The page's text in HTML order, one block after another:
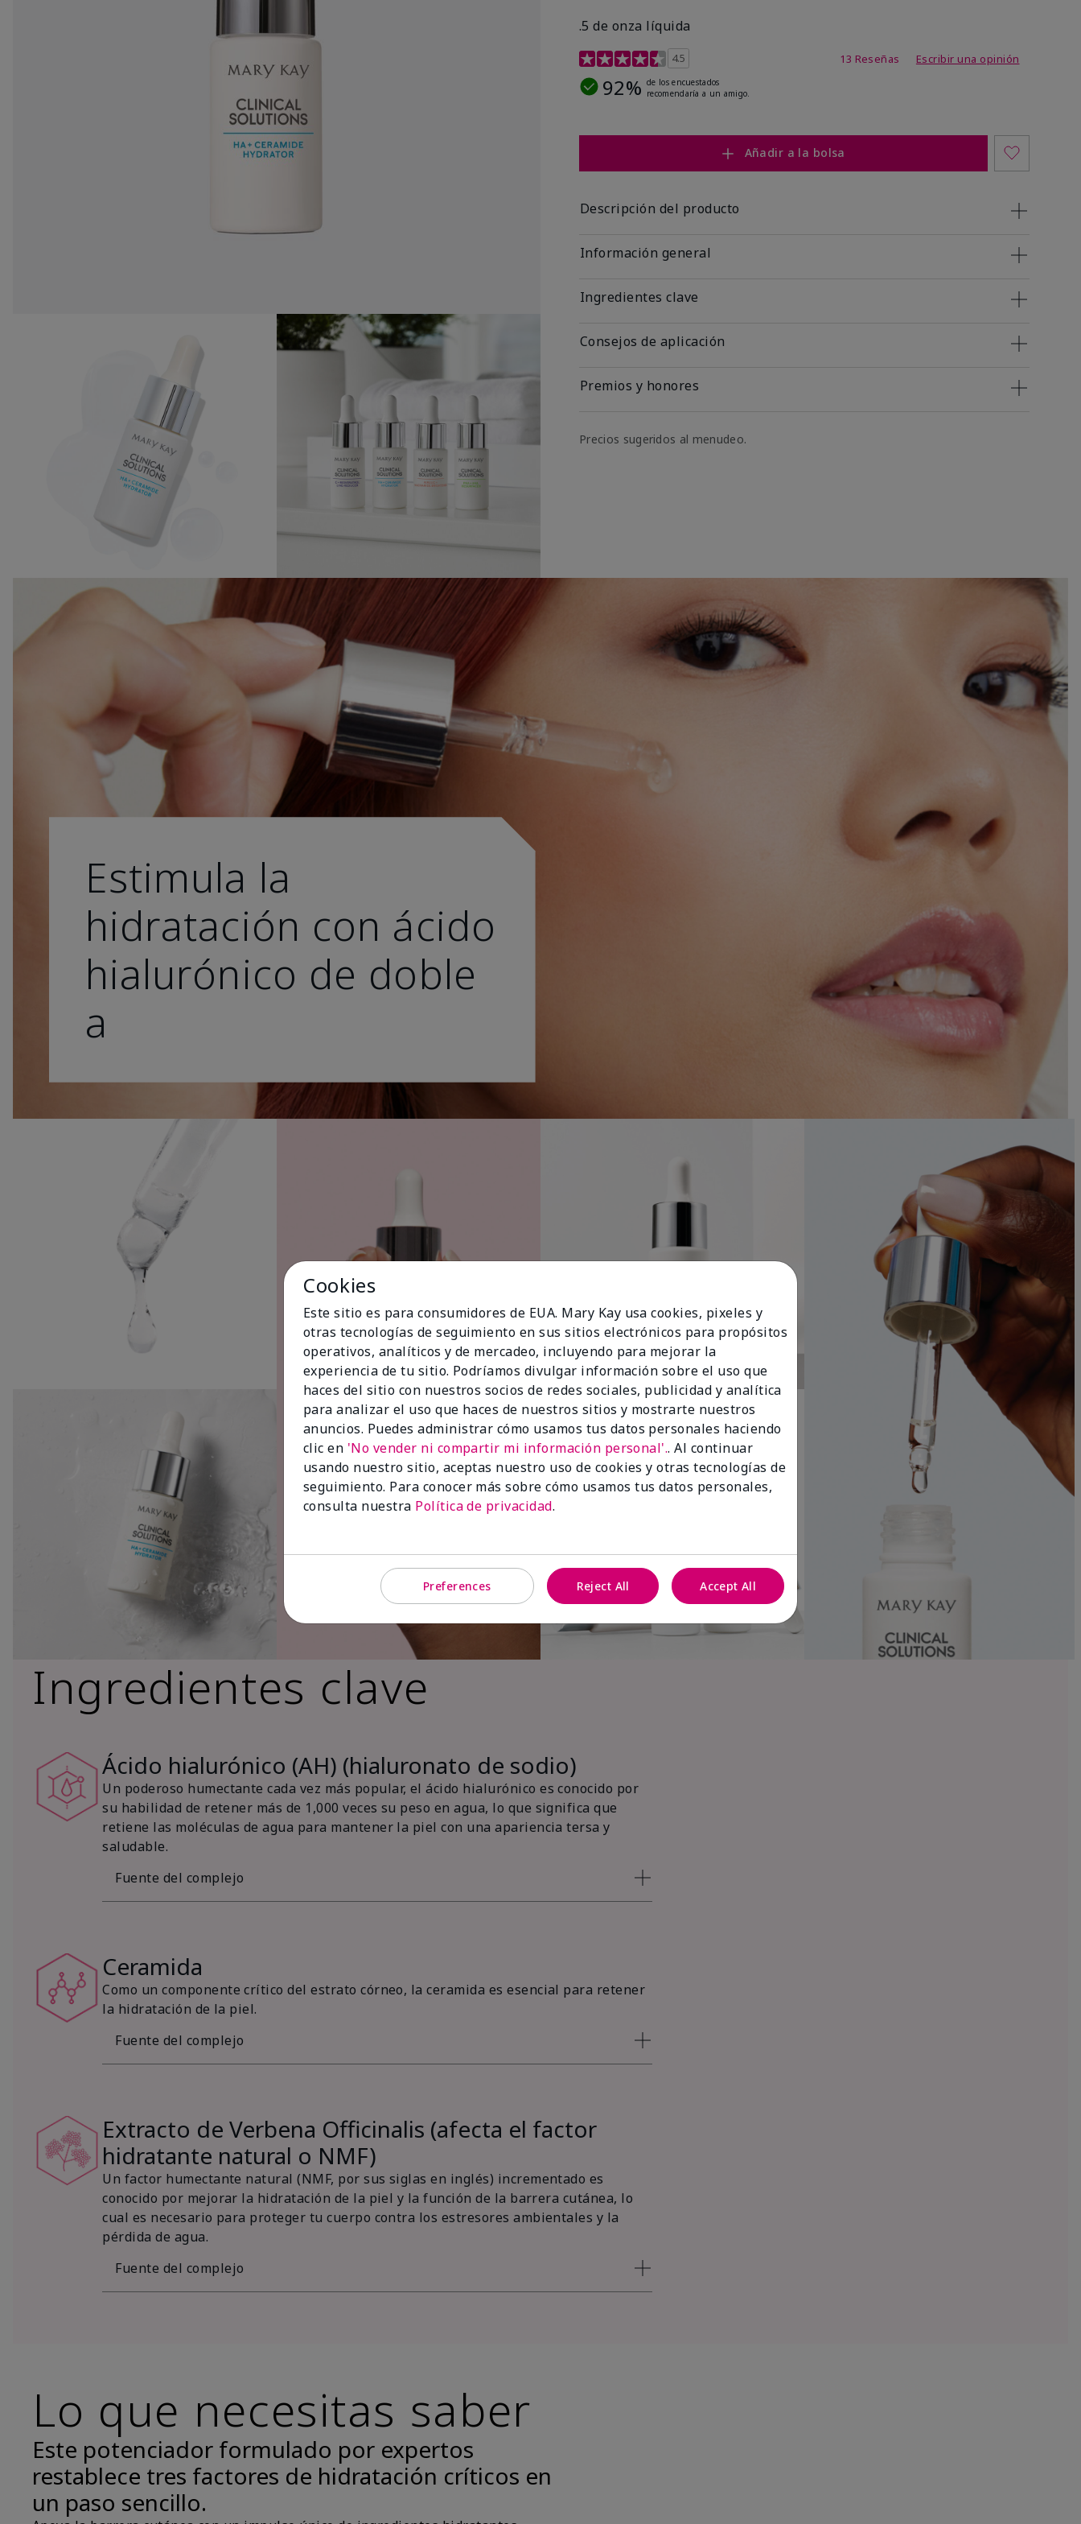
.5 de onza líquida
Calificación de clientes de 3,2 de 5
4.5 13 Reseñas Escribir una opinión
92% de los encuestados
recomendaría a un amigo.
Añadir a la bolsa
Descripción del producto
Información general
Ingredientes clave
Consejos de aplicación
Premios y honores
Precios sugeridos al menudeo.
Estimula la
hidratación con ácido
hialurónico de doble
a
Ingredientes clave
Ácido hialurónico (AH) (hialuronato de sodio)
Un poderoso humectante cada vez más popular, el ácido hialurónico es conocido por
su habilidad de retener más de 1,000 veces su peso en agua, lo que significa que
retiene las moléculas de agua para mantener la piel con una apariencia tersa y
saludable.
Fuente del complejo
Ceramida
Como un componente crítico del estrato córneo, la ceramida es esencial para retener
la hidratación de la piel.
Fuente del complejo
Extracto de Verbena Officinalis (afecta el factor
hidratante natural o NMF)
Un factor humectante natural (NMF, por sus siglas en inglés) incrementado es
conocido por mejorar la hidratación de la piel y la función de la barrera cutánea, lo
cual es necesario para proteger tu cuerpo contra los estresores ambientales y la
pérdida de agua.
Fuente del complejo
Lo que necesitas saber
Este potenciador formulado por expertos
restablece tres factores de hidratación críticos en
un paso sencillo.
Cookies
Este sitio es para consumidores de EUA. Mary Kay usa cookies, pixeles y
otras tecnologías de seguimiento en sus sitios electrónicos para propósitos
operativos, analíticos y de mercadeo, incluyendo para mejorar la
experiencia de tu sitio. Podríamos divulgar información sobre el uso que
haces del sitio con nuestros socios de redes sociales, publicidad y analítica
para analizar el uso que haces de nuestros sitios y mostrarte nuestros
anuncios. Puedes administrar cómo usamos tus datos personales haciendo
clic en 'No vender ni compartir mi información personal'.. Al continuar
usando nuestro sitio, aceptas nuestro uso de cookies y otras tecnologías de
seguimiento. Para conocer más sobre cómo usamos tus datos personales,
consulta nuestra Política de privacidad.
Preferences Reject All Accept All